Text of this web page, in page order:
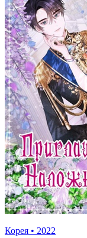
Корея • 2022